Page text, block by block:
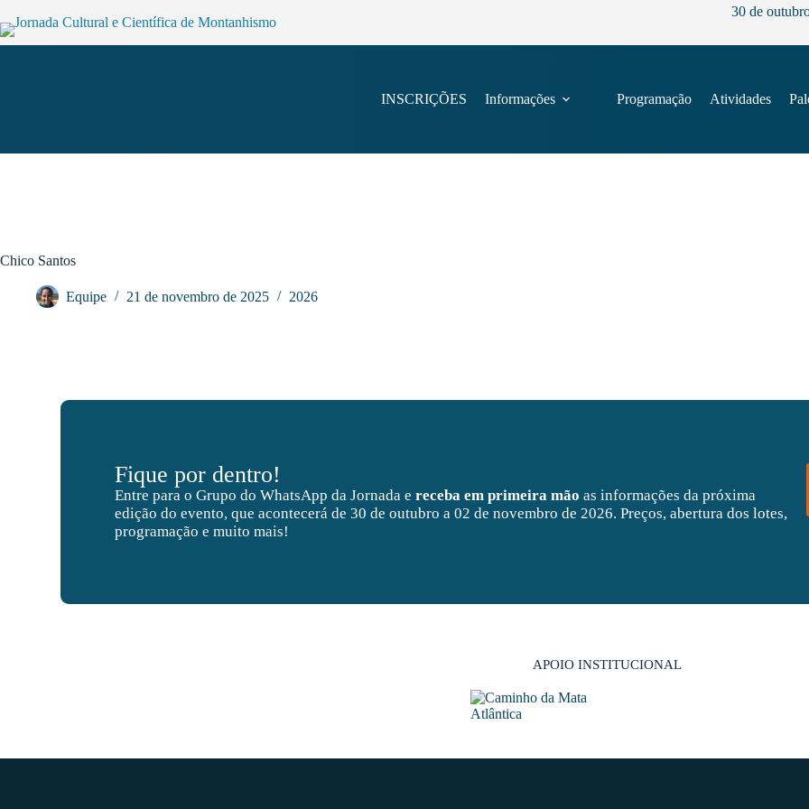
30 de
INSCRIÇÕES Informações Programação Atividades
Chico Santos
Equipe 21 de novembro de 2025 2026
Fique por dentro!
Entre para o Grupo do WhatsApp da Jornada ereceba em primeira mão as informações da próxima
edição do evento, que acontecerá de 30 de outubro a 02 de novembro de 2026. Preços, abertura dos lotes,
programação e muito mais!
APOIO INSTITUCIONAL